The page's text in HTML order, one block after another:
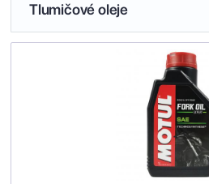
Tlumičové oleje